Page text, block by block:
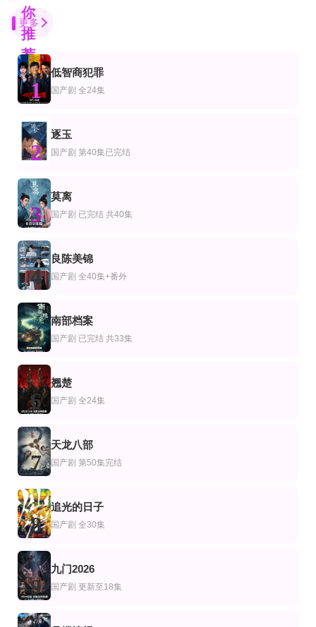
你
推
荐
更新至第15集
报告医妃
已完结
绝叫
已完结 共8集
草原上的小木屋2026
已完结
主妇的觉醒
全集
高冷未婚妻，竟是顶头上司
第6集完结
精英部队
第10集完结
女儿的父亲
马诺洛·卡多纳,西尔维娅·纳瓦罗,埃里克·艾瑟,Azul·Guaita
已完结 共24集
陆军野战医院第一季
阿伦·阿尔达,杰米·法尔,洛丽泰·斯威
完结
我的泪珠儿
原华,李小萌,胡亚捷,顾鑫,李鸣
更新至08集
我的夏日实习
全18集
不知剧情也无妨
王雅佳,程宇峰,余凯宁,Kaining,Yu,程启蒙,娄馨月,王宇
更新至第3集
ALIUS - 特定事件调查档案
佐佐木藏之介,中川大志,恒松祐里,长谷川初范,猪塚健太,池田良,松浦祐也,大河
全集
父母不是吸血包
叶红＆曹轩荣
全集
白月光归来，我靠心声掀翻全员剧本
陈瑞丰&徐真
全集
窈窕如她
聂博宣＆程琳淼
更多
1
低智商犯罪
国产剧 全24集
2
逐玉
国产剧 第40集已完结
3
莫离
国产剧 已完结 共40集
4
良陈美锦
国产剧 全40集+番外
5
南部档案
国产剧 已完结 共33集
6
翘楚
国产剧 全24集
7
天龙八部
国产剧 第50集完结
8
追光的日子
国产剧 全30集
9
九门2026
国产剧 更新至18集